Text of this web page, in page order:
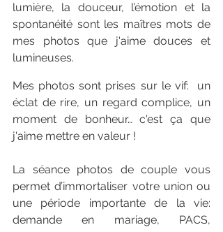
lumière, la douceur, l’émotion et la
spontanéité sont les maîtres mots de
mes photos que j'aime douces et
lumineuses.
Mes photos sont prises sur le vif:  un
éclat de rire, un regard complice, un
moment de bonheur… c'est ça que
j'aime mettre en valeur !
La séance photos de couple vous
permet d’immortaliser votre union ou
une période importante de la vie:
demande en mariage, PACS,